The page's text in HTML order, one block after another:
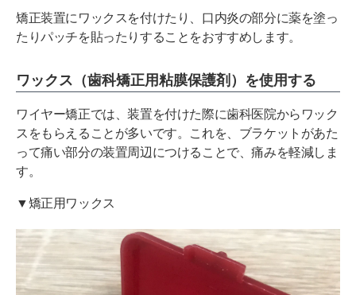
矯正装置にワックスを付けたり、口内炎の部分に薬を塗っ
たりパッチを貼ったりすることをおすすめします。
ワックス（歯科矯正用粘膜保護剤）を使用する
ワイヤー矯正では、装置を付けた際に歯科医院からワック
スをもらえることが多いです。これを、ブラケットがあた
って痛い部分の装置周辺につけることで、痛みを軽減しま
す。
▼矯正用ワックス